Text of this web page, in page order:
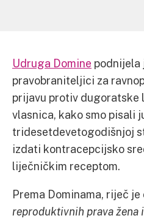
Udruga Domine podnijela
pravobraniteljici za
prijavu protiv dugoratske
vlasnica, kako smo pisali
tridesetdevetogodišnjoj
izdati kontracepcijsko
liječničkim receptom.
Prema Dominama, riječ je
reproduktivnih prava žena